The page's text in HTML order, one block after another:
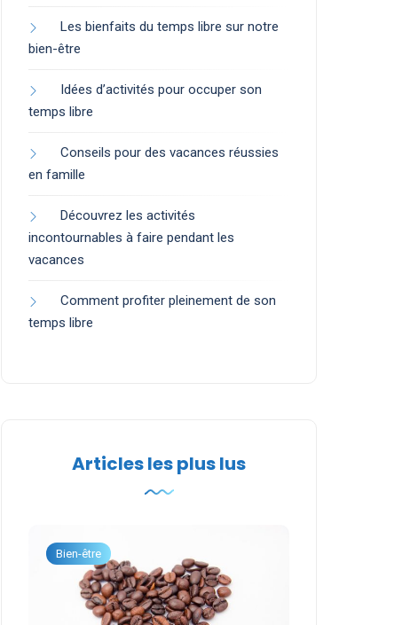
Les bienfaits du temps libre sur notre
bien-être
Idées d’activités pour occuper son
temps libre
Conseils pour des vacances réussies
en famille
Découvrez les activités
incontournables à faire pendant les
vacances
Comment profiter pleinement de son
temps libre
Articles les plus lus
Bien-être